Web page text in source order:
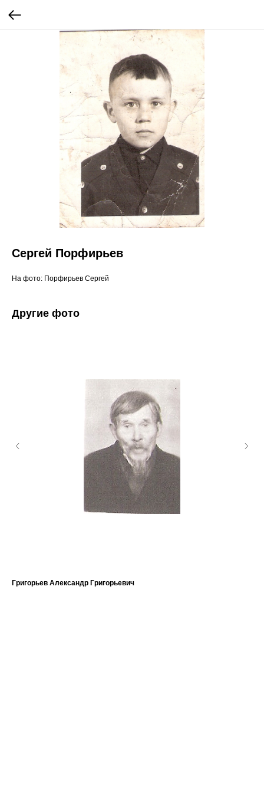
Сергей Порфирьев
На фото: Порфирьев⁠ Сергей
Другие фото
Григорьев Александр Григорьевич